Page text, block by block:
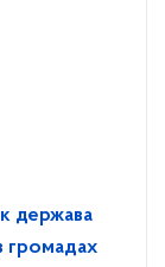
держава
громадах